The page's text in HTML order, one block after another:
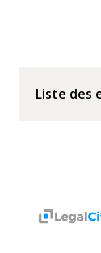
Liste des